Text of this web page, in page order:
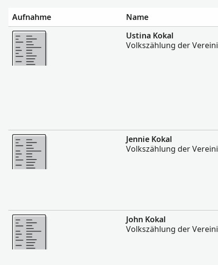
Aufnahme
Name
Mehr
Ustina Kokal
Volkszählung der
Mehr
Jennie Kokal
Volkszählung der
Mehr
John Kokal
Volkszählung der